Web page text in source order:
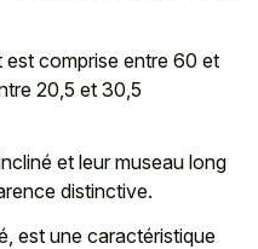
est comprise entre 60 et
20,5 et 30,5
et leur museau long
distinctive.
est une caractéristique